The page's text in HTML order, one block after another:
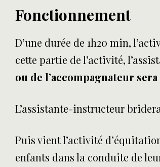
Fonctionnement
D’une durée de 1h20 min,
cette partie de l’activité,
ou de l’accompagnateur
L’assistante-instructeur
Puis vient l’activité
enfants dans la conduite de